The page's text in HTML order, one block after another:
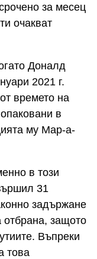
за месец
очакват
Доналд
2021 г.
времето на
в
му Мар-а-
в този
31
задържане
защото
Въпреки
това